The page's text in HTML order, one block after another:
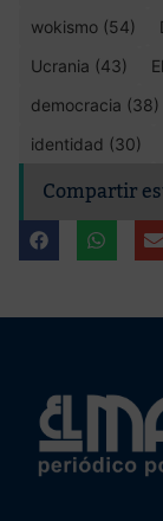
wokismo (54)
Ucrania (43)
democracia (38)
identidad (30)
Compartir